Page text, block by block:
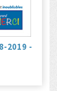
2019 -